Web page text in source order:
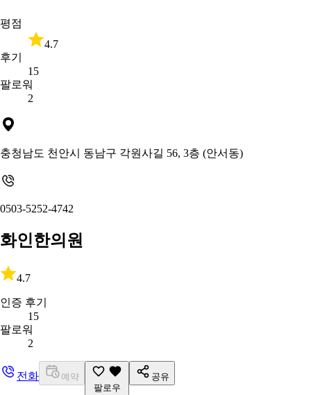
평점
4.7
후기
15
팔로워
2
충청남도 천안시 동남구 각원사길 56, 3층 (안서동)
0503-5252-4742
화인한의원
4.7
인증 후기
15
팔로워
2
전화
예약
팔로우
공유